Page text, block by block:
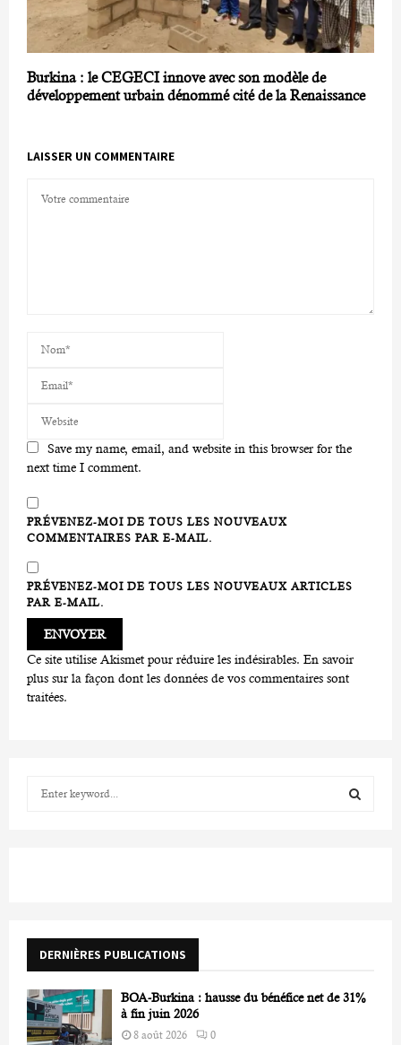
Burkina : le CEGECI innove avec son modèle de
développement urbain dénommé cité de la Renaissance
LAISSER UN COMMENTAIRE
Save my name, email, and website in this browser for the
next time I comment.
PRÉVENEZ-MOI DE TOUS LES NOUVEAUX
COMMENTAIRES PAR E-MAIL.
PRÉVENEZ-MOI DE TOUS LES NOUVEAUX ARTICLES
PAR E-MAIL.
Ce site utilise Akismet pour réduire les indésirables. En savoir
plus sur la façon dont les données de vos commentaires sont
traitées.
r
DERNIÈRES PUBLICATIONS
BOA-Burkina : hausse du bénéfice net de 31%
à fin juin 2026
8 août 2026 0